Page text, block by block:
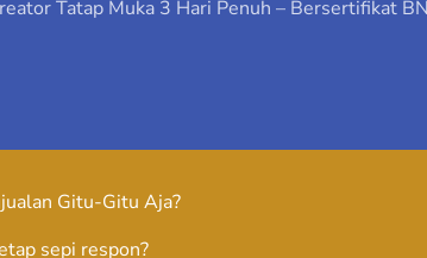
Tatap Muka 3 Hari Penuh – Bersertifikat
Gitu-Gitu Aja?
sepi respon?